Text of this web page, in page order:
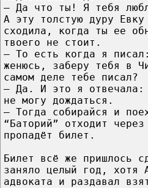
– Да что ты! Я тебя
А эту толстую дуру
сходила, когда ты ее
твоего не стоит.
– То есть когда я
женюсь, заберу тебя в
самом деле тебе писал?
– Да. И это я отвечала:
не могу дождаться.
– Тогда собирайся и
“Баторий” отходит
пропадёт билет.
Билет всё же пришлось
заняло целый год, хотя
адвоката и раздавал